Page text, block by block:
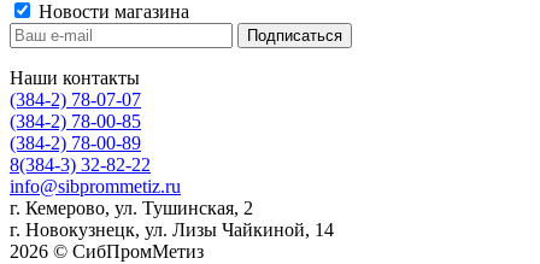
Новости магазина
Наши контакты
(384-2) 78-07-07
(384-2) 78-00-85
(384-2) 78-00-89
8(384-3) 32-82-22
info@sibprommetiz.ru
г. Кемерово, ул. Тушинская, 2
г. Новокузнецк, ул. Лизы Чайкиной, 14
2026 © СибПромМетиз